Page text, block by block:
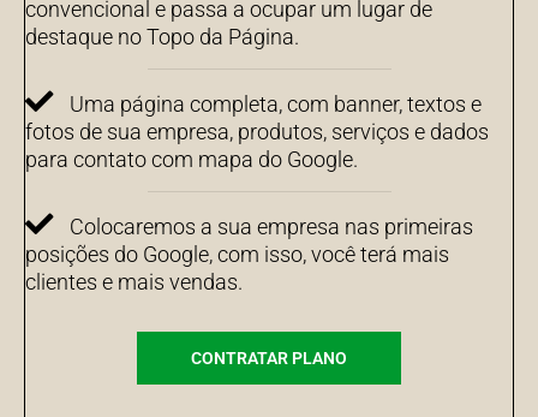
convencional e passa a ocupar um lugar de
destaque no Topo da Página.
Uma página completa, com banner, textos e
fotos de sua empresa, produtos, serviços e dados
para contato com mapa do Google.
Colocaremos a sua empresa nas primeiras
posições do Google, com isso, você terá mais
clientes e mais vendas.
CONTRATAR PLANO